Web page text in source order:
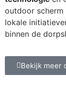
outdoor
lokale
binnen de
Bekijk meer